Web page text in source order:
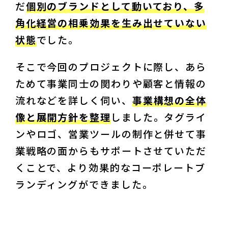
だ個別のブランドとして動いており、多
角化経営の相乗効果を生み出せていない
状態でした。
そこで今回のプロジェクトに際し、あら
ためて事業同士の関わりや顧客と情報の
流れなどを詳しく伺い、 事業構想の全体
像と展開方針を整理しました。タグライ
ンやロゴ、営業ツールの制作と併せて事
業戦略の面からもサポートさせていただ
くことで、より効果的なコーポレートブ
ランディングができました。